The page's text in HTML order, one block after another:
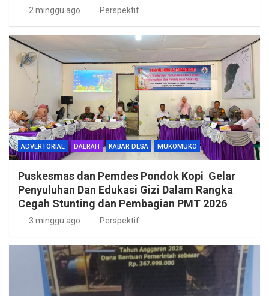
2 minggu ago Perspektif
ADVERTORIAL DAERAH KABAR DESA MUKOMUKO
Puskesmas dan Pemdes Pondok Kopi Gelar
Penyuluhan Dan Edukasi Gizi Dalam Rangka
Cegah Stunting dan Pembagian PMT 2026
3 minggu ago Perspektif